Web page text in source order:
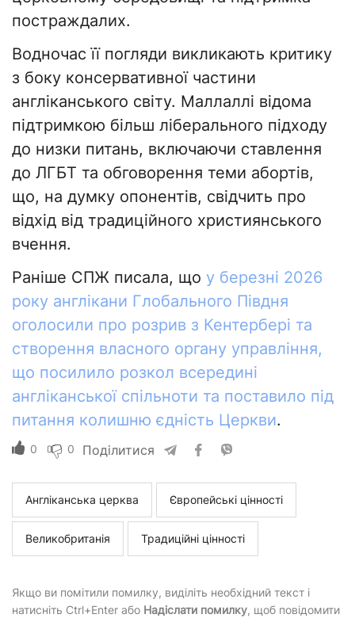
постраждалих.
Водночас її погляди викликають критику
з боку консервативної частини
англіканського світу. Маллаллі відома
підтримкою більш ліберального підходу
до низки питань, включаючи ставлення
до ЛГБТ та обговорення теми абортів,
що, на думку опонентів, свідчить про
відхід від традиційного християнського
вчення.
Раніше СПЖ писала, що у березні 2026
року англікани Глобального Півдня
оголосили про розрив з Кентербері та
створення власного органу управління,
що посилило розкол всередині
англіканської спільноти та поставило під
питання колишню єдність Церкви.
0 0 Поділитися
Англіканська церква Європейські цінності
Великобританія Традиційні цінності
Якщо ви помітили помилку, виділіть необхідний текст і
натисніть Ctrl+Enter або Надіслати помилку, щоб повідомити